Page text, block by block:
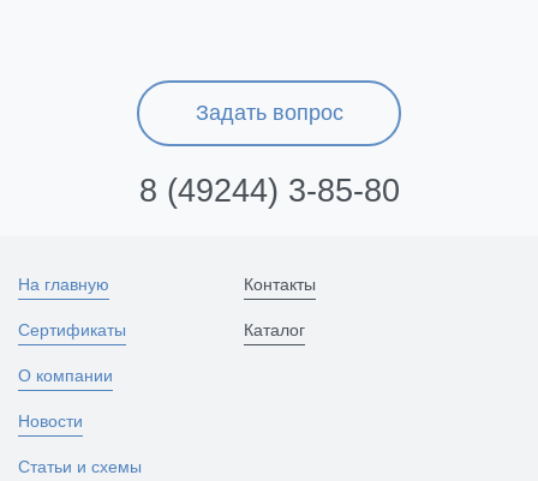
Задать вопрос
8 (49244) 3-85-80
На главную
Сертификаты
О компании
Новости
Статьи и схемы
Контакты
Каталог